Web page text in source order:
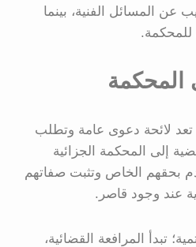
عن المسائل الفنية، بينما
للمحكمة.
المحكمة
تعد لائحة دعوى عامة وتطلب
إلى المحكمة الجزائية
بحقهم الخاص وتثبت صفاتهم
عند وجود قاصر.
تبدأ المرافعة القضائية،